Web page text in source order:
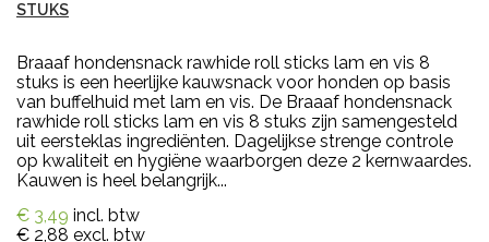
STUKS
Braaaf hondensnack rawhide roll sticks lam en vis 8
stuks is een heerlijke kauwsnack voor honden op basis
van buffelhuid met lam en vis. De Braaaf hondensnack
rawhide roll sticks lam en vis 8 stuks zijn samengesteld
uit eersteklas ingrediënten. Dagelijkse strenge controle
op kwaliteit en hygiëne waarborgen deze 2 kernwaardes.
Kauwen is heel belangrijk...
€ 3,49 incl. btw
€ 2,88 excl. btw